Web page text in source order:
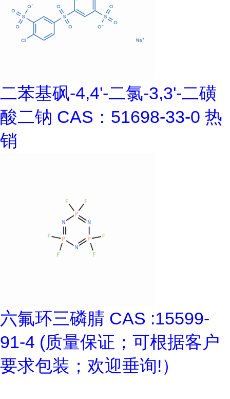
二苯基砜-4,4'-二氯-3,3'-二磺
酸二钠 CAS：51698-33-0 热
销
六氟环三磷腈 CAS :15599-
91-4 (质量保证；可根据客户
要求包装；欢迎垂询!）